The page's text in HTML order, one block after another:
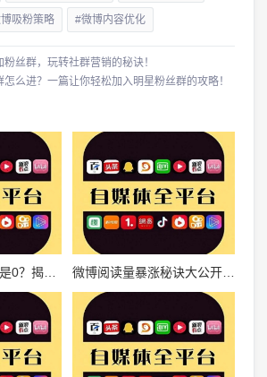
吸粉策略 #微博内容优化
丝群，玩转社群营销的秘诀！
么进？一篇让你轻松加入明星粉丝群的攻略！
为什么微博阅读量是0？揭秘背后的深层原因与解决方案 微博阅读量暴涨秘诀大公开，教你快速提升流量的终极指南